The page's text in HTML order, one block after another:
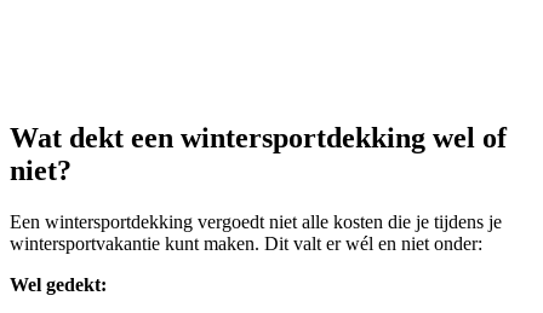
Wat dekt een wintersportdekking wel of
niet?
Een wintersportdekking vergoedt niet alle kosten die je tijdens je
wintersportvakantie kunt maken. Dit valt er wél en niet onder:
Wel gedekt: